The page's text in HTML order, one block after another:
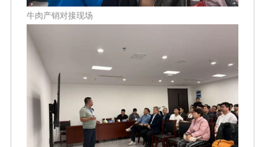
牛肉产销对接现场